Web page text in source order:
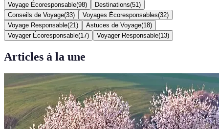
Voyage Écoresponsable(98) Destinations(51 )
Conseils de Voyage(33) Voyages Écoresponsables(32)
Voyage Responsable(21 ) Astuces de Voyage(18)
Voyager Écoresponsable(17) Voyager Responsable(13)
Articles à la une